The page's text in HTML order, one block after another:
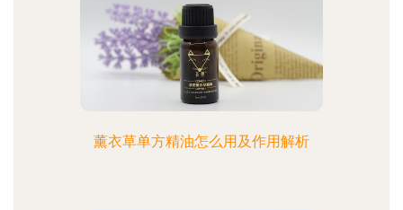
薰衣草单方精油怎么用及作用解析